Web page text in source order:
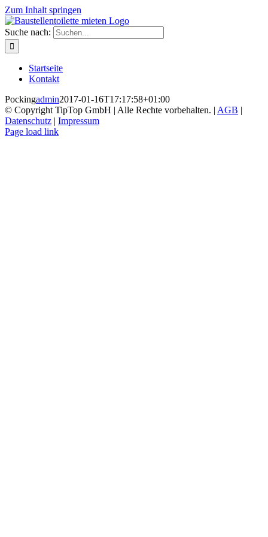
Zum Inhalt springen
Suche nach:
Startseite
Kontakt
Pockingadmin2017-01-16T17:17:58+01:00
© Copyright TipTop GmbH | Alle Rechte vorbehalten. | AGB |
Datenschutz | Impressum
Page load link